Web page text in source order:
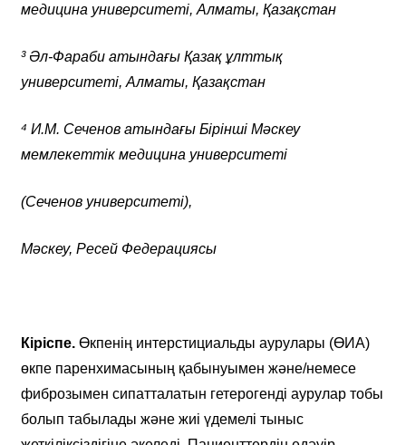
медицина университеті, Алматы, Қазақстан
³ Әл-Фараби атындағы Қазақ ұлттық
университеті, Алматы, Қазақстан
⁴ И.М. Сеченов атындағы Бірінші Мәскеу
мемлекеттік медицина университеті
(Сеченов университеті),
Мәскеу, Ресей Федерациясы
Кіріспе. Өкпенің интерстициальды аурулары (ӨИА)
өкпе паренхимасының қабынуымен және/немесе
фиброзымен сипатталатын гетерогенді аурулар тобы
болып табылады және жиі үдемелі тыныс